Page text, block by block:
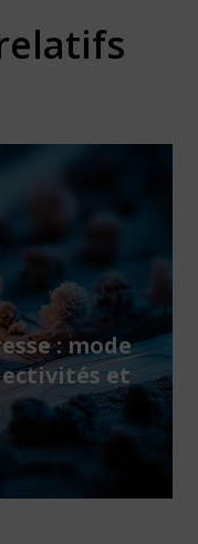
: mode
et